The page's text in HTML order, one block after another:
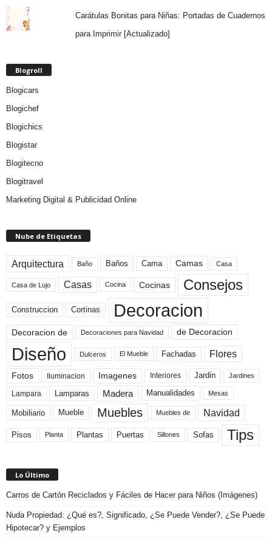
Carátulas Bonitas para Niñas: Portadas de Cuadernos
para Imprimir [Actualizado]
Blogroll
Blogicars
Blogichef
Blogichics
Blogistar
Blogitecno
Blogitravel
Marketing Digital & Publicidad Online
Nube de Etiquetas
Arquitectura Baño Baños Cama Camas Casa
Casa de Lujo Casas Cocina Cocinas Consejos
Construccion Cortinas Decoracion
Decoracion de Decoraciones para Navidad de Decoracion
Diseño Dulceros El Mueble Fachadas Flores
Fotos Iluminacion Imagenes Interiores Jardin Jardines
Lampara Lamparas Madera Manualidades Mesas
Mobiliario Mueble Muebles Muebles de Navidad
Pisos Planta Plantas Puertas Sillones Sofas Tips
Lo Último
Carros de Cartón Reciclados y Fáciles de Hacer para Niños (Imágenes)
Nuda Propiedad: ¿Qué es?, Significado, ¿Se Puede Vender?, ¿Se Puede
Hipotecar? y Ejemplos